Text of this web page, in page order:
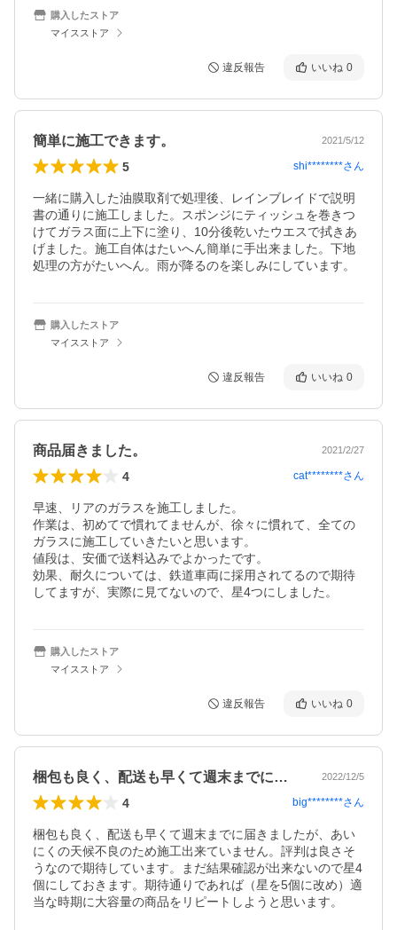
購入したストア
マイスストア
違反報告 いいね 0
簡単に施工できます。 2021/5/12
5 shi********さん
一緒に購入した油膜取剤で処理後、レインブレイドで説明
書の通りに施工しました。スポンジにティッシュを巻きつ
けてガラス面に上下に塗り、10分後乾いたウエスで拭きあ
げました。施工自体はたいへん簡単に手出来ました。下地
処理の方がたいへん。雨が降るのを楽しみにしています。
購入したストア
マイスストア
違反報告 いいね 0
商品届きました。 2021/2/27
4 cat********さん
早速、リアのガラスを施工しました。
作業は、初めてで慣れてませんが、徐々に慣れて、全ての
ガラスに施工していきたいと思います。
値段は、安価で送料込みでよかったです。
効果、耐久については、鉄道車両に採用されてるので期待
してますが、実際に見てないので、星4つにしました。
購入したストア
マイスストア
違反報告 いいね 0
梱包も良く、配送も早くて週末までに届き… 2022/12/5
4 big********さん
梱包も良く、配送も早くて週末までに届きましたが、あい
にくの天候不良のため施工出来ていません。評判は良さそ
うなので期待しています。まだ結果確認が出来ないので星4
個にしておきます。期待通りであれば（星を5個に改め）適
当な時期に大容量の商品をリピートしようと思います。